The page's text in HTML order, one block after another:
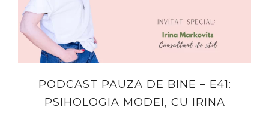
PODCAST PAUZA DE BINE – E41:
PSIHOLOGIA MODEI, CU IRINA